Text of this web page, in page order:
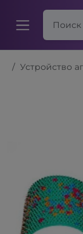
Устройство